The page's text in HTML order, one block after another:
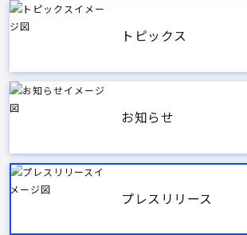
トピックス
お知らせ
プレスリリース